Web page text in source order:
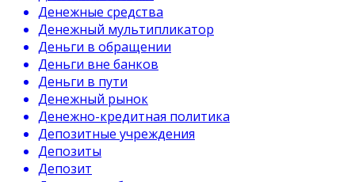
Денежные средства
Денежный мультипликатор
Деньги в обращении
Деньги вне банков
Деньги в пути
Денежный рынок
Денежно-кредитная политика
Депозитные учреждения
Депозиты
Депозит